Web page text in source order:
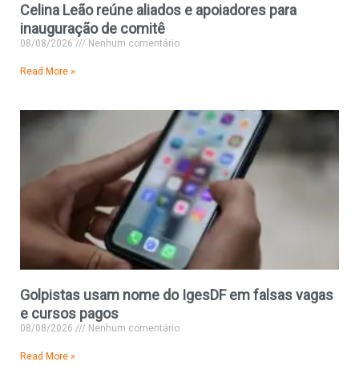
Celina Leão reúne aliados e apoiadores para
inauguração de comitê
08/08/2026 Nenhum comentário
Read More »
Golpistas usam nome do IgesDF em falsas vagas
e cursos pagos
08/08/2026 Nenhum comentário
Read More »